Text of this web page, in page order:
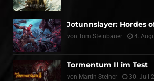
Jotunnslayer: Hordes
von Tom Steinbauer 4.
Tormentum II im Test
von Martin Steiner 30. Juli